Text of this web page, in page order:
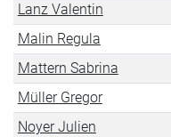
Lanz Valentin
Malin Regula
Mattern Sabrina
Müller Gregor
Noyer Julien